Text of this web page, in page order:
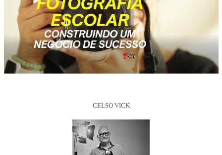
CELSO VICK